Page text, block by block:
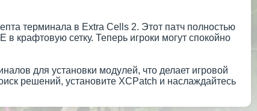
терминала в Extra Cells 2. Этот патч полностью
крафтовую сетку. Теперь игроки могут спокойно
для установки модулей, что делает игровой
решений, установите XCPatch и наслаждайтесь